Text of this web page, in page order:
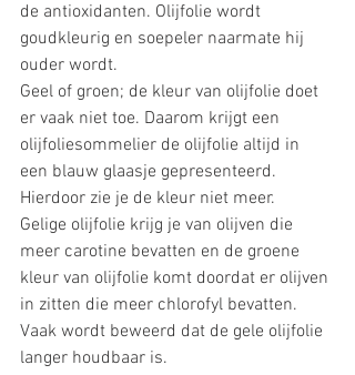
de antioxidanten. Olijfolie wordt
goudkleurig en soepeler naarmate hij
ouder wordt.
Geel of groen; de kleur van olijfolie doet
er vaak niet toe. Daarom krijgt een
olijfoliesommelier de olijfolie altijd in
een blauw glaasje gepresenteerd.
Hierdoor zie je de kleur niet meer.
Gelige olijfolie krijg je van olijven die
meer carotine bevatten en de groene
kleur van olijfolie komt doordat er olijven
in zitten die meer chlorofyl bevatten.
Vaak wordt beweerd dat de gele olijfolie
langer houdbaar is.